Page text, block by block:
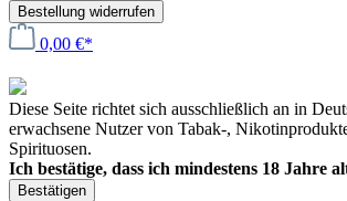
Bestellung widerrufen
0,00 €*
Diese Seite richtet sich ausschließlich an in
erwachsene Nutzer von Tabak-,
Spirituosen.
Ich bestätige, dass ich mindestens 18 Jahre
Bestätigen